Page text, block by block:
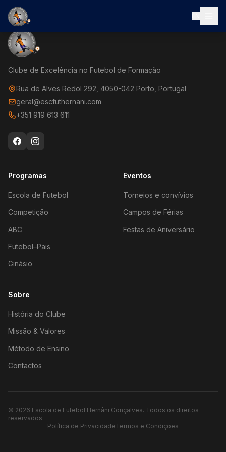
Clube de Excelência no Futebol de Formação
Rua de Alves Redol 292, 4050-042 Porto, Portugal
geral@escfuthernani.com
+351 919 613 611
Programas
Escola de Futebol
Competição
ABC
Futebol–Pais
Ginásio
Eventos
Torneios e convívios
Campos de Férias
Festas de Aniversário
Sobre
História do Clube
Missão & Valores
Método de Ensino
Contactos
© 2026 Escola de Futebol Hernâni Gonçalves. Todos os direitos
reservados.
Política de PrivacidadeTermos e Condições